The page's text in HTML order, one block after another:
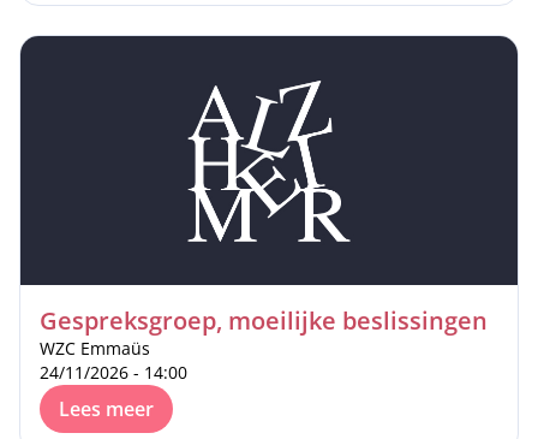
Gespreksgroep, moeilijke beslissingen
WZC Emmaüs
24/11/2026 - 14:00
Lees meer